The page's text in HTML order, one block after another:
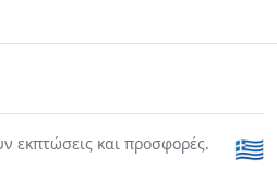
εκπτώσεις και προσφορές.
🇬🇷